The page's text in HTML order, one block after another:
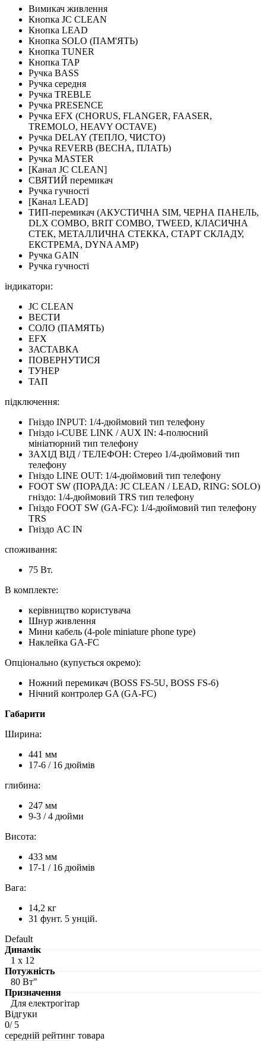
Вимикач живлення
Кнопка JC CLEAN
Кнопка LEAD
Кнопка SOLO (ПАМ'ЯТЬ)
Кнопка TUNER
Кнопка TAP
Ручка BASS
Ручка середня
Ручка TREBLE
Ручка PRESENCE
Ручка EFX (CHORUS, FLANGER, FAASER,
TREMOLO, HEAVY OCTAVE)
Ручка DELAY (ТЕПЛО, ЧИСТО)
Ручка REVERB (ВЕСНА, ПЛАТЬ)
Ручка MASTER
[Канал JC CLEAN]
СВЯТИЙ перемикач
Ручка гучності
[Канал LEAD]
ТИП-перемикач (АКУСТИЧНА SIM, ЧЕРНА ПАНЕЛЬ,
DLX COMBO, BRIT COMBO, TWEED, КЛАСИЧНА
СТЕК, МЕТАЛЛИЧНА СТЕККА, СТАРТ СКЛАДУ,
ЕКСТРЕМА, DYNA AMP)
Ручка GAIN
Ручка гучності
індикатори:
JC CLEAN
ВЕСТИ
СОЛО (ПАМЯТЬ)
EFX
ЗАСТАВКА
ПОВЕРНУТИСЯ
ТУНЕР
ТАП
підключення:
Гніздо INPUT: 1/4-дюймовий тип телефону
Гніздо i-CUBE LINK / AUX IN: 4-полюсний
мініатюрний тип телефону
ЗАХІД ВІД / ТЕЛЕФОН: Стерео 1/4-дюймовий тип
телефону
Гніздо LINE OUT: 1/4-дюймовий тип телефону
FOOT SW (ПОРАДА: JC CLEAN / LEAD, RING: SOLO)
гніздо: 1/4-дюймовий TRS тип телефону
Гніздо FOOT SW (GA-FC): 1/4-дюймовий тип телефону
TRS
Гніздо AC IN
споживання:
75 Вт.
В комплекте:
керівництво користувача
Шнур живлення
Мини кабель (4-pole miniature phone type)
Наклейка GA-FC
Опціонально (купується окремо):
Ножний перемикач (BOSS FS-5U, BOSS FS-6)
Нічний контролер GA (GA-FC)
Габарити
Ширина:
441 мм
17-6 / 16 дюймів
глибина:
247 мм
9-3 / 4 дюйми
Висота:
433 мм
17-1 / 16 дюймів
Вага:
14,2 кг
31 фунт. 5 унцій.
Default
Динамік
1 х 12
Потужність
80 Вт"
Призначення
Для електрогітар
Відгуки
0/ 5
середній рейтинг товара